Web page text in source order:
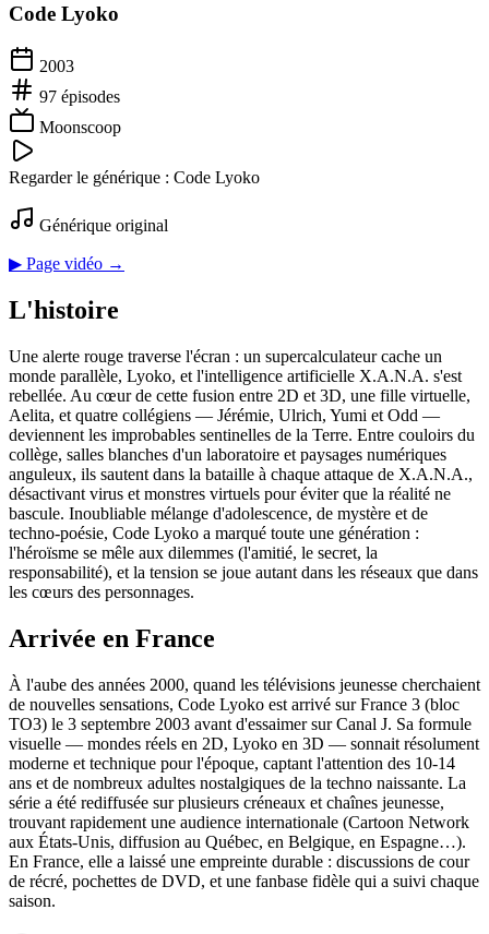
Code Lyoko
2003
97 épisodes
Moonscoop
Regarder le générique : Code Lyoko
Générique original
▶ Page vidéo →
L'histoire
Une alerte rouge traverse l'écran : un supercalculateur cache un
monde parallèle, Lyoko, et l'intelligence artificielle X.A.N.A. s'est
rebellée. Au cœur de cette fusion entre 2D et 3D, une fille virtuelle,
Aelita, et quatre collégiens — Jérémie, Ulrich, Yumi et Odd —
deviennent les improbables sentinelles de la Terre. Entre couloirs du
collège, salles blanches d'un laboratoire et paysages numériques
anguleux, ils sautent dans la bataille à chaque attaque de X.A.N.A.,
désactivant virus et monstres virtuels pour éviter que la réalité ne
bascule. Inoubliable mélange d'adolescence, de mystère et de
techno‑poésie, Code Lyoko a marqué toute une génération :
l'héroïsme se mêle aux dilemmes (l'amitié, le secret, la
responsabilité), et la tension se joue autant dans les réseaux que dans
les cœurs des personnages.
Arrivée en France
À l'aube des années 2000, quand les télévisions jeunesse cherchaient
de nouvelles sensations, Code Lyoko est arrivé sur France 3 (bloc
TO3) le 3 septembre 2003 avant d'essaimer sur Canal J. Sa formule
visuelle — mondes réels en 2D, Lyoko en 3D — sonnait résolument
moderne et technique pour l'époque, captant l'attention des 10‑14
ans et de nombreux adultes nostalgiques de la techno naissante. La
série a été rediffusée sur plusieurs créneaux et chaînes jeunesse,
trouvant rapidement une audience internationale (Cartoon Network
aux États‑Unis, diffusion au Québec, en Belgique, en Espagne…).
En France, elle a laissé une empreinte durable : discussions de cour
de récré, pochettes de DVD, et une fanbase fidèle qui a suivi chaque
saison.